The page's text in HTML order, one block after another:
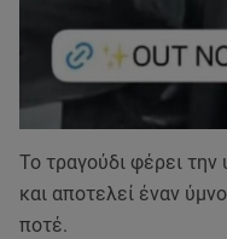
Το τραγούδι φέρει
και αποτελεί έναν
ποτέ.